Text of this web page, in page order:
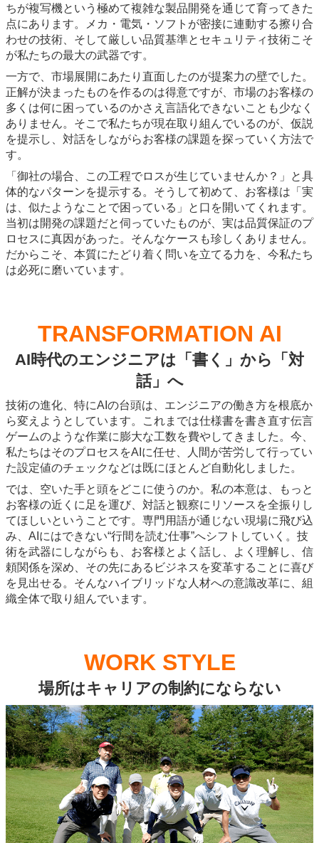
ちが複写機という極めて複雑な製品開発を通じて育ってきた
点にあります。メカ・電気・ソフトが密接に連動する擦り合
わせの技術、そして厳しい品質基準とセキュリティ技術こそ
が私たちの最大の武器です。
一方で、市場展開にあたり直面したのが提案力の壁でした。
正解が決まったものを作るのは得意ですが、市場のお客様の
多くは何に困っているのかさえ言語化できないことも少なく
ありません。そこで私たちが現在取り組んでいるのが、仮説
を提示し、対話をしながらお客様の課題を探っていく方法で
す。
「御社の場合、この工程でロスが生じていませんか？」と具
体的なパターンを提示する。そうして初めて、お客様は「実
は、似たようなことで困っている」と口を開いてくれます。
当初は開発の課題だと伺っていたものが、実は品質保証のプ
ロセスに真因があった。そんなケースも珍しくありません。
だからこそ、本質にたどり着く問いを立てる力を、今私たち
は必死に磨いています。
TRANSFORMATION AI
AI時代のエンジニアは「書く」から「対
話」へ
技術の進化、特にAIの台頭は、エンジニアの働き方を根底か
ら変えようとしています。これまでは仕様書を書き直す伝言
ゲームのような作業に膨大な工数を費やしてきました。今、
私たちはそのプロセスをAIに任せ、人間が苦労して行ってい
た設定値のチェックなどは既にほとんど自動化しました。
では、空いた手と頭をどこに使うのか。私の本意は、もっと
お客様の近くに足を運び、対話と観察にリソースを全振りし
てほしいということです。専門用語が通じない現場に飛び込
み、AIにはできない“行間を読む仕事”へシフトしていく。技
術を武器にしながらも、お客様とよく話し、よく理解し、信
頼関係を深め、その先にあるビジネスを変革することに喜び
を見出せる。そんなハイブリッドな人材への意識改革に、組
織全体で取り組んでいます。
WORK STYLE
場所はキャリアの制約にならない